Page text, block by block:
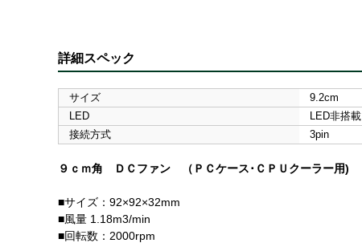
詳細スペック
サイズ 9.2cm
LED
LED非搭載
接続方式
3pin
９ｃｍ角 ＤＣファン （ＰＣケース･ＣＰＵクーラー用)
■サイズ：92×92×32mm
■風量 1.18m3/min
■回転数：2000rpm